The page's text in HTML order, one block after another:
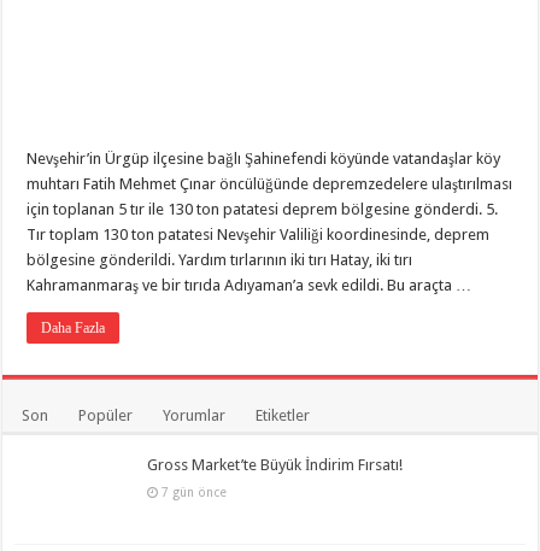
Nevşehir’in Ürgüp ilçesine bağlı Şahinefendi köyünde vatandaşlar köy
muhtarı Fatih Mehmet Çınar öncülüğünde depremzedelere ulaştırılması
için toplanan 5 tır ile 130 ton patatesi deprem bölgesine gönderdi. 5.
Tır toplam 130 ton patatesi Nevşehir Valiliği koordinesinde, deprem
bölgesine gönderildi. Yardım tırlarının iki tırı Hatay, iki tırı
Kahramanmaraş ve bir tırıda Adıyaman’a sevk edildi. Bu araçta …
Daha Fazla
Son Popüler Yorumlar Etiketler
Gross Market’te Büyük İndirim Fırsatı!
7 gün önce